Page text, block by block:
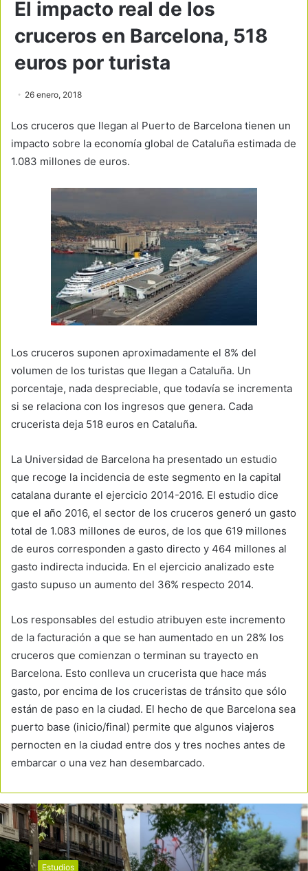
El impacto real de los
cruceros en Barcelona, ​​518
euros por turista
26 enero, 2018
Los cruceros que llegan al Puerto de Barcelona tienen un
impacto sobre la economía global de Cataluña estimada de
1.083 millones de euros.
Los cruceros suponen aproximadamente el 8% del
volumen de los turistas que llegan a Cataluña. Un
porcentaje, nada despreciable, que todavía se incrementa
si se relaciona con los ingresos que genera. Cada
crucerista deja 518 euros en Cataluña.
La Universidad de Barcelona ha presentado un estudio
que recoge la incidencia de este segmento en la capital
catalana durante el ejercicio 2014-2016. El estudio dice
que el año 2016, el sector de los cruceros generó un gasto
total de 1.083 millones de euros, de los que 619 millones
de euros corresponden a gasto directo y 464 millones al
gasto indirecta inducida. En el ejercicio analizado este
gasto supuso un aumento del 36% respecto 2014.
Los responsables del estudio atribuyen este incremento
de la facturación a que se han aumentado en un 28% los
cruceros que comienzan o terminan su trayecto en
Barcelona. Esto conlleva un crucerista que hace más
gasto, por encima de los cruceristas de tránsito que sólo
están de paso en la ciudad. El hecho de que Barcelona sea
puerto base (inicio/final) permite que algunos viajeros
pernocten en la ciudad entre dos y tres noches antes de
embarcar o una vez han desembarcado.
Estudios